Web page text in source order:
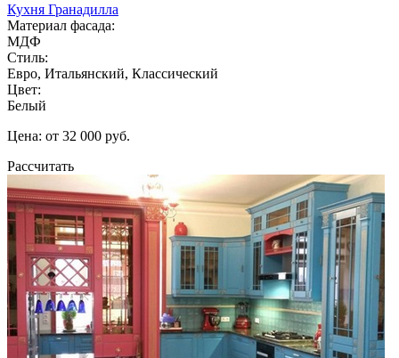
Кухня Гранадилла
Материал фасада:
МДФ
Стиль:
Евро, Итальянский, Классический
Цвет:
Белый
Цена: от 32 000 руб.
Рассчитать